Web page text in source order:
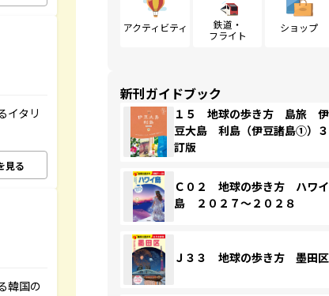
イタリ
見る
韓国の
アクティビティ
鉄道・
フライト
ショップ
新刊ガイドブック
１５ 地球の歩き方 島旅 伊
豆大島 利島（伊豆諸島①）３
訂版
Ｃ０２ 地球の歩き方 ハワイ
島 ２０２７～２０２８
Ｊ３３ 地球の歩き方 墨田区